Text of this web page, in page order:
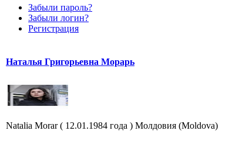
Забыли пароль?
Забыли логин?
Регистрация
Наталья Григорьевна Морарь
Natalia Morar ( 12.01.1984 года ) Молдовия (Moldova)